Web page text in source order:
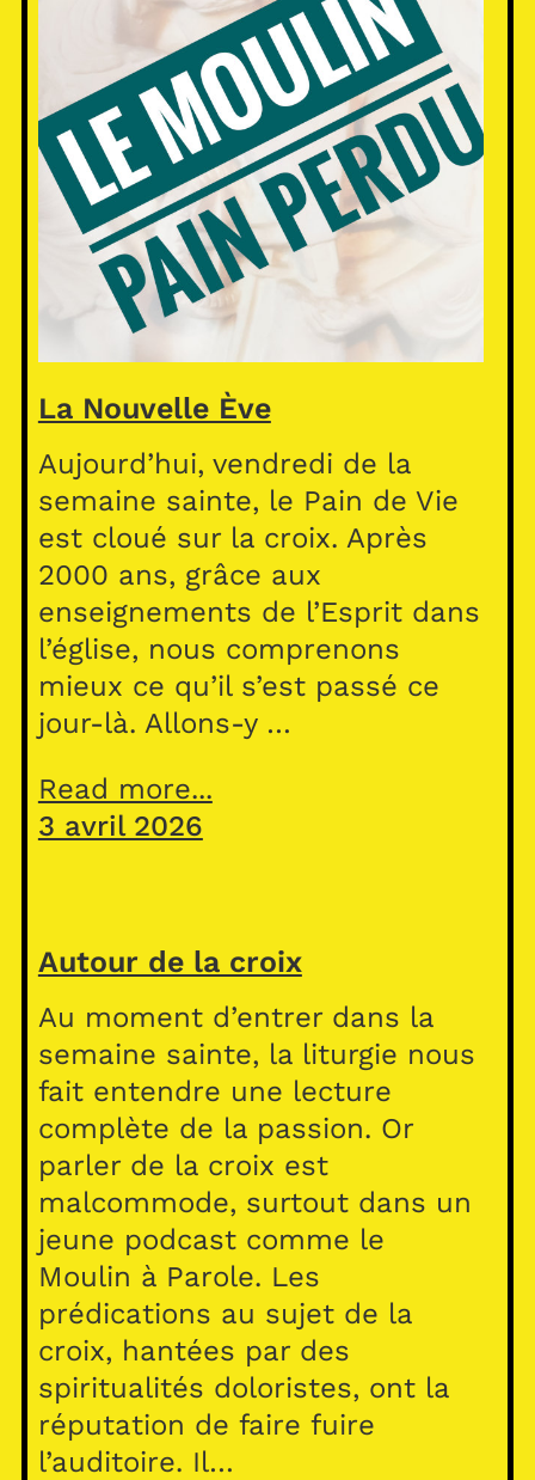
La Nouvelle Ève
Aujourd’hui, vendredi de la
semaine sainte, le Pain de Vie
est cloué sur la croix. Après
2000 ans, grâce aux
enseignements de l’Esprit dans
l’église, nous comprenons
mieux ce qu’il s’est passé ce
jour-là. Allons-y …
Read more...
3 avril 2026
Autour de la croix
Au moment d’entrer dans la
semaine sainte, la liturgie nous
fait entendre une lecture
complète de la passion. Or
parler de la croix est
malcommode, surtout dans un
jeune podcast comme le
Moulin à Parole. Les
prédications au sujet de la
croix, hantées par des
spiritualités doloristes, ont la
réputation de faire fuire
l’auditoire. Il…